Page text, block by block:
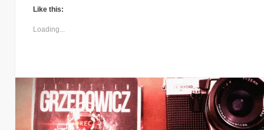
Like this:
Loading...